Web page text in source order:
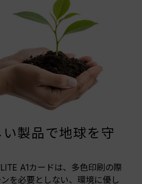
製品で地球を守
A1カードは、多色印刷の際
を必要としない、環境に優し